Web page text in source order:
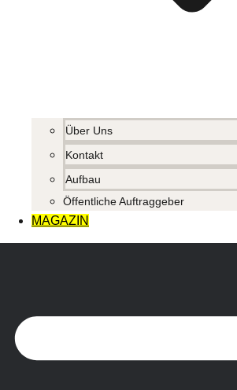
Über Uns
Kontakt
Aufbau
Öffentliche Auftraggeber
MAGAZIN